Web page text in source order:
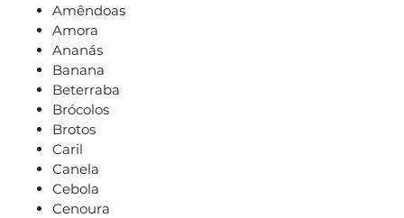
Amêndoas
Amora
Ananás
Banana
Beterraba
Brócolos
Brotos
Caril
Canela
Cebola
Cenoura